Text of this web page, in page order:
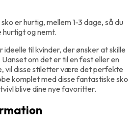
er hurtig, mellem 1-3 dage, så du
og nemt.
ideelle til kvinder, der ønsker at skille
Uanset om det er til en fest eller en
vil disse stiletter være det perfekte
komplet med disse fantastiske sko
blive dine nye favoritter.